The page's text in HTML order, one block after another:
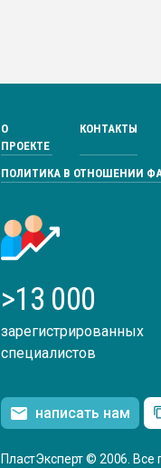
О
ПРОЕКТЕ
КОНТАКТЫ
ПОЛИТИКА В ОТНОШЕНИИ
>13 000
зарегистрированных
специалистов
написать нам
ПластЭксперт © 2006.